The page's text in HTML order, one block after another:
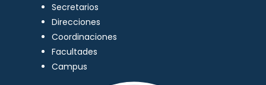
Secretarios
Direcciones
Coordinaciones
Facultades
Campus